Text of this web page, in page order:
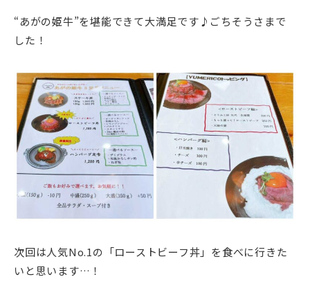
“あがの姫牛”を堪能できて大満足です♪ごちそうさまで
した！
次回は人気No.1の「ローストビーフ丼」を食べに行きた
いと思います…！